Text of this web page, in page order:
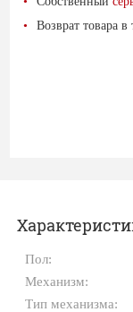
Возврат товара
Пол:
Механизм:
Тип механизма: